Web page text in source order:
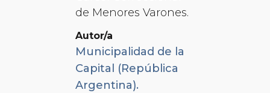
de Menores Varones.
Autor/a
Municipalidad de la
Capital (República
Argentina).